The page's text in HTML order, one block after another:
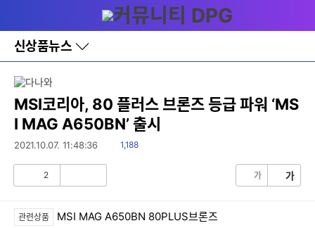
와
홈
신상품뉴스
바
로
레
이
어
토
MSI코리아, 80 플러스 브론즈 등급 파워 ‘MS
I MAG A650BN’ 출시
2021.10.07. 11:48:36
읽
1,188
2 가 가
관련상품 MSI MAG A650BN 80PLUS브론즈